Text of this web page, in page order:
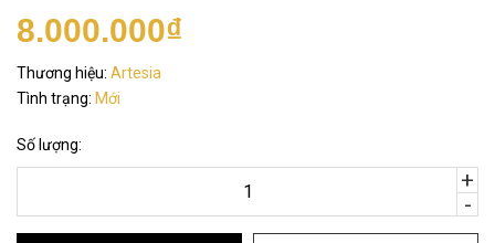
8.000.000₫
Thương hiệu: Artesia
Tình trạng: Mới
Số lượng:
-
+